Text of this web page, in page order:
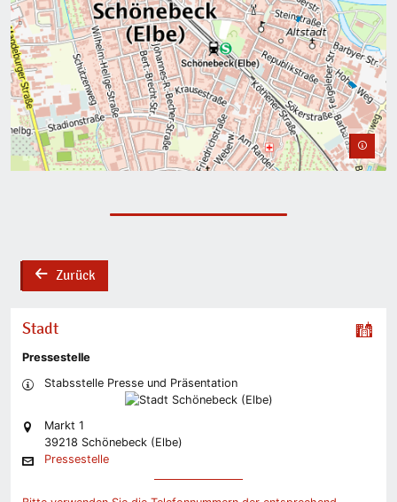
backZurück
Stadt
Pressestelle
Stabsstelle Presse und Präsentation
Markt 1
39218 Schönebeck (Elbe)
Pressestelle